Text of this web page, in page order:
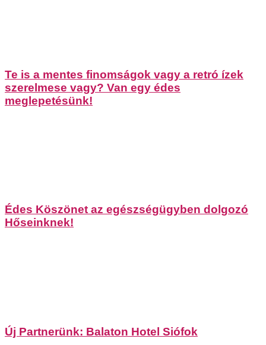
Te is a mentes finomságok vagy a retró ízek
szerelmese vagy? Van egy édes
meglepetésünk!
Édes Köszönet az egészségügyben dolgozó
Hőseinknek!
Új Partnerünk: Balaton Hotel Siófok